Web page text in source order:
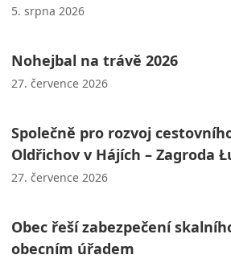
5. srpna 2026
Nohejbal na trávě 2026
27. července 2026
Společně pro rozvoj
Oldřichov v Hájích – Zagroda
27. července 2026
Obec řeší zabezpečení
obecním úřadem